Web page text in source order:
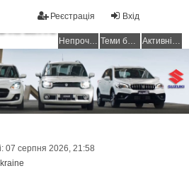
Вхід
Реєстрація
Непрочитані повідомлення Теми без відповідей Активні теми
07 серпня 2026, 21:58